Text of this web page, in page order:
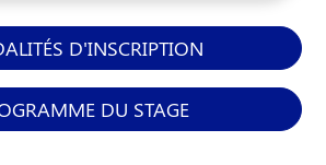
D'INSCRIPTION
DU STAGE